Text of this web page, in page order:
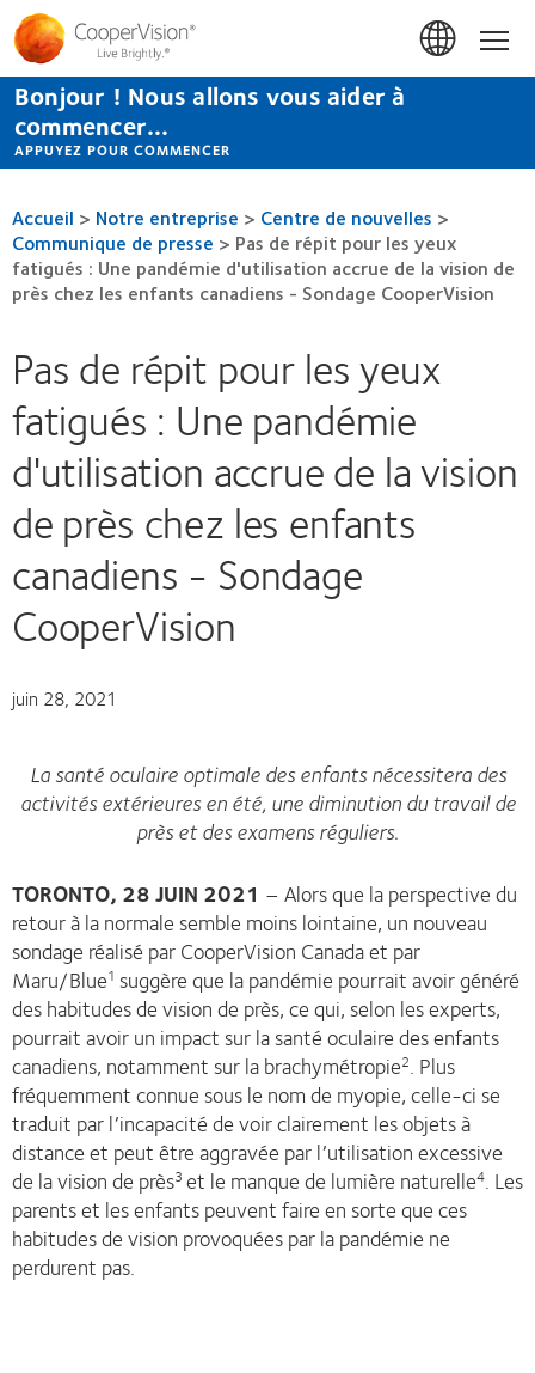
Aller
au
contenu
principal
Bonjour ! Nous allons vous aider à
commencer...
APPUYEZ POUR COMMENCER
Accueil > Notre entreprise > Centre de nouvelles >
Communique de presse > Pas de répit pour les yeux
fatigués : Une pandémie d'utilisation accrue de la vision de
près chez les enfants canadiens - Sondage CooperVision
Pas de répit pour les yeux
fatigués : Une pandémie
d'utilisation accrue de la vision
de près chez les enfants
canadiens - Sondage
CooperVision
juin 28, 2021
La santé oculaire optimale des enfants nécessitera des
activités extérieures en été, une diminution du travail de
près et des examens réguliers.
TORONTO, 28 JUIN 2021 – Alors que la perspective du
retour à la normale semble moins lointaine, un nouveau
sondage réalisé par CooperVision Canada et par
Maru/Blue1 suggère que la pandémie pourrait avoir généré
des habitudes de vision de près, ce qui, selon les experts,
pourrait avoir un impact sur la santé oculaire des enfants
canadiens, notamment sur la brachymétropie2. Plus
fréquemment connue sous le nom de myopie, celle-ci se
traduit par l’incapacité de voir clairement les objets à
distance et peut être aggravée par l’utilisation excessive
de la vision de près3 et le manque de lumière naturelle4. Les
parents et les enfants peuvent faire en sorte que ces
habitudes de vision provoquées par la pandémie ne
perdurent pas.